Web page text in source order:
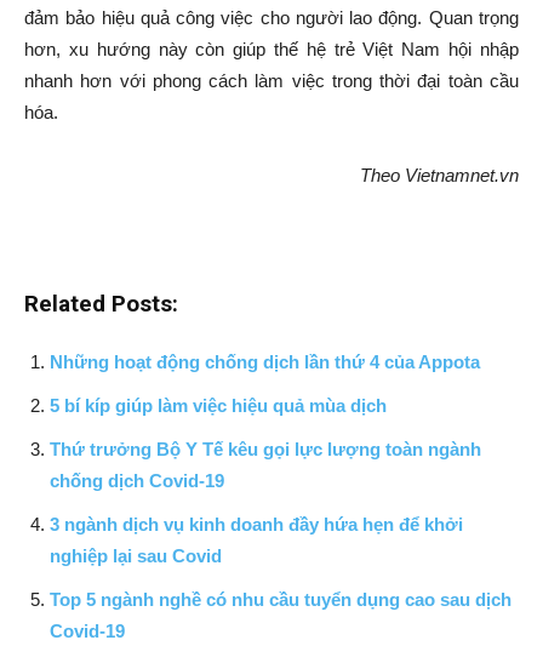
đảm bảo hiệu quả công việc cho người lao động. Quan trọng
hơn, xu hướng này còn giúp thế hệ trẻ Việt Nam hội nhập
nhanh hơn với phong cách làm việc trong thời đại toàn cầu
hóa.
Theo Vietnamnet.vn
Related Posts:
Những hoạt động chống dịch lần thứ 4 của Appota
5 bí kíp giúp làm việc hiệu quả mùa dịch
Thứ trưởng Bộ Y Tế kêu gọi lực lượng toàn ngành
chống dịch Covid-19
3 ngành dịch vụ kinh doanh đầy hứa hẹn để khởi
nghiệp lại sau Covid
Top 5 ngành nghề có nhu cầu tuyển dụng cao sau dịch
Covid-19